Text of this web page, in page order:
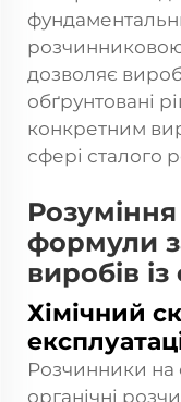
дозволяє
обґрунтовані
конкретним
сфері сталого
формули
виробів
Хімічний
Розчинники на
органічні